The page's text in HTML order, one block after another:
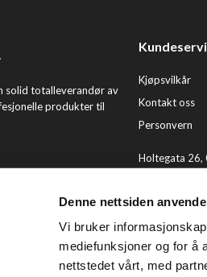
Denne nettsiden
Vi bruker
mediefunksjoner og for å
nettstedet vårt, med
solid totalleverandør av
produkter til
Kjøpsvilkår
Kontakt oss
Personvern
Holtegata 26,
E-post: